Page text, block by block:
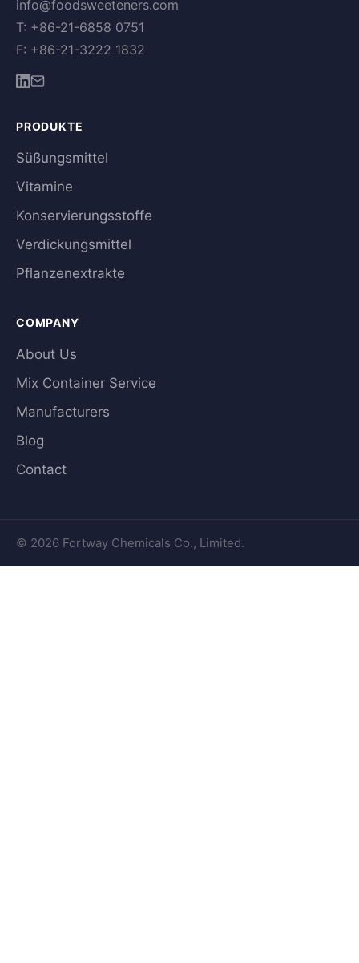
info@foodsweeteners.com
T: +86-21-6858 0751
F: +86-21-3222 1832
PRODUKTE
Süßungsmittel
Vitamine
Konservierungsstoffe
Verdickungsmittel
Pflanzenextrakte
COMPANY
About Us
Mix Container Service
Manufacturers
Blog
Contact
© 2026 Fortway Chemicals Co., Limited.